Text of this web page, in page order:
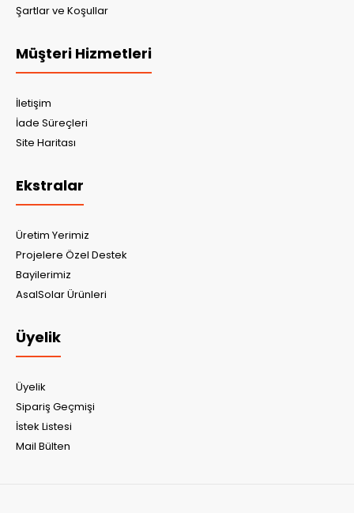
Şartlar ve Koşullar
Müşteri Hizmetleri
İletişim
İade Süreçleri
Site Haritası
Ekstralar
Üretim Yerimiz
Projelere Özel Destek
Bayilerimiz
AsalSolar Ürünleri
Üyelik
Üyelik
Sipariş Geçmişi
İstek Listesi
Mail Bülten